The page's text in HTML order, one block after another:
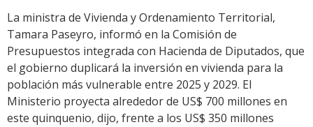
Link
La ministra de Vivienda y Ordenamiento Territorial,
Tamara Paseyro, informó en la Comisión de
Presupuestos integrada con Hacienda de Diputados, que
el gobierno duplicará la inversión en vivienda para la
población más vulnerable entre 2025 y 2029. El
Ministerio proyecta alrededor de US$ 700 millones en
este quinquenio, dijo, frente a los US$ 350 millones